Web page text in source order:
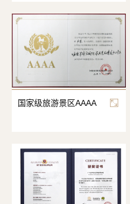
国家级旅游景区AAAA